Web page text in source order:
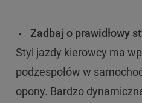
Zadbaj o prawidłowy
Styl jazdy kierowcy ma
podzespołów w
opony. Bardzo